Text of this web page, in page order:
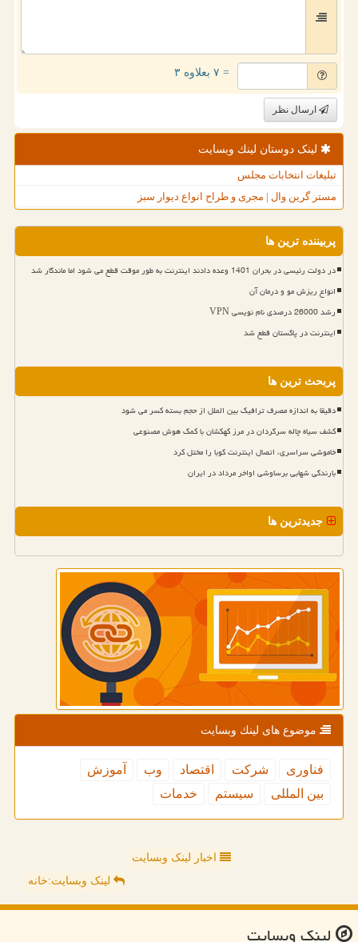
= ۷ بعلاوه ۳
ارسال نظر
لینک دوستان لینك وبسایت
تبلیغات انتخابات مجلس
مستر گرین وال | مجری و طراح انواع دیوار سبز
پربیننده ترین ها
در دولت رئیسی در بحران 1401 وعده دادند اینترنت به طور موقت قطع می شود اما ماندگار شد
انواع ریزش مو و درمان آن
رشد 26000 درصدی نام نویسی VPN
اینترنت در پاکستان قطع شد
پربحث ترین ها
دقیقا به اندازه مصرف ترافیک بین الملل از حجم بسته کسر می شود
کشف سیاه چاله سرگردان در مرز کهکشان با کمک هوش مصنوعی
خاموشی سراسری، اتصال اینترنت کوبا را مختل کرد
بارندگی شهابی برساوشی اواخر مرداد در ایران
جدیدترین ها
موضوع های لینك وبسایت
فناوری شركت اقتصاد وب
آموزش
بین المللی
سیستم خدمات
اخبار لینک وبسایت
لینک وبسایت:خانه
لینك وبسایت